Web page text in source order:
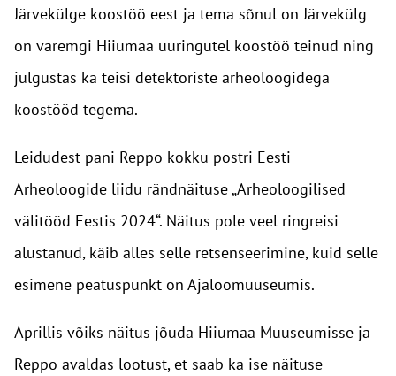
Järvekülge koostöö eest ja tema sõnul on Järvekülg
on varemgi Hiiumaa uuringutel koostöö teinud ning
julgustas ka teisi detektoriste arheoloogidega
koostööd tegema.
Leidudest pani Reppo kokku postri Eesti
Arheoloogide liidu rändnäituse „Arheoloogilised
välitööd Eestis 2024“. Näitus pole veel ringreisi
alustanud, käib alles selle retsenseerimine, kuid selle
esimene peatuspunkt on Ajaloomuuseumis.
Aprillis võiks näitus jõuda Hiiumaa Muuseumisse ja
Reppo avaldas lootust, et saab ka ise näituse